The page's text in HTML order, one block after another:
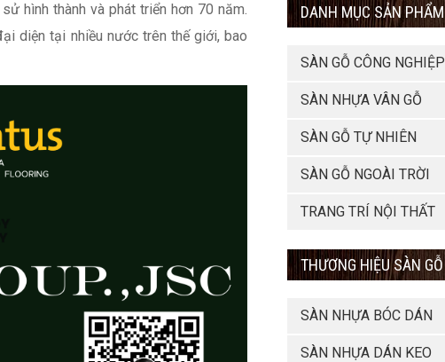
hình thành và phát triển hơn 70 năm.
diện tại nhiều nước trên thế giới, bao
DANH MỤC SẢN PHẨM
SÀN GỖ CÔNG NGHIỆP
SÀN NHỰA VÂN GỖ
SÀN GỖ TỰ NHIÊN
SÀN GỖ NGOÀI TRỜI
TRANG TRÍ NỘI THẤT
THƯƠNG HIỆU SÀN GỖ
SÀN NHỰA BÓC DÁN
SÀN NHỰA DÁN KEO